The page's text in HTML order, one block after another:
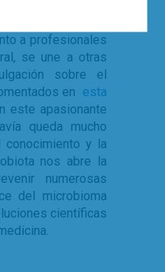
a profesionales
se une a otras
sobre el
en esta
este apasionante
queda mucho
conocimiento y la
nos abre la
numerosas
del microbioma
científicas